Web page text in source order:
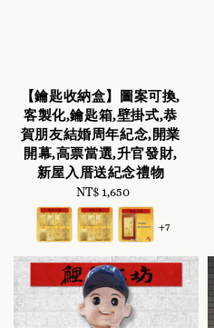
【鑰匙收納盒】圖案可換,
客製化,鑰匙箱,壁掛式,恭
賀朋友結婚周年紀念,開業
開幕,高票當選,升官發財,
新屋入厝送紀念禮物
Regular
price
NT$ 1,650
+7